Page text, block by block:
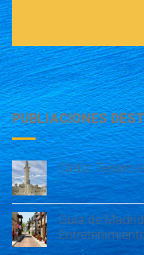
PUBLIACIONES
Cádiz: Tesoro
Guía de